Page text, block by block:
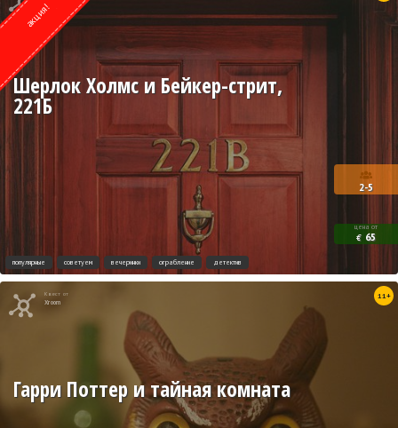
акция!
2-5
цена от
€ 65
Шерлок Холмс и Бейкер-стрит,
221Б
популярные советуем вечеринки ограбление детектив
Квест от
Xroom
11+
Гарри Поттер и тайная комната